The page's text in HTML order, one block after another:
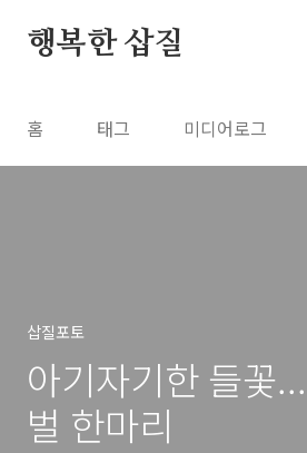
행복한 삽질
홈 태그 미디어로그
삽질포토
아기자기한 들꽃
벌 한마리